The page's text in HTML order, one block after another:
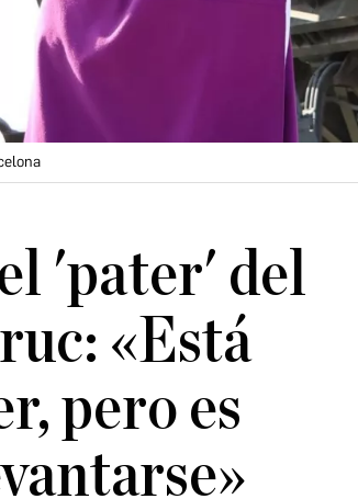
'pater' del
«Está
pero es